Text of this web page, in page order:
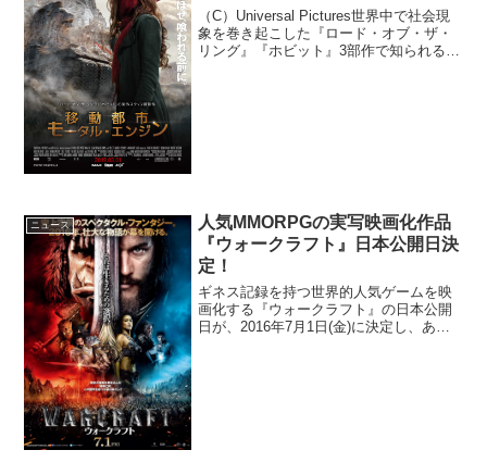
禁
（C）Universal Pictures世界中で社会現
象を巻き起こした『ロード・オブ・ザ・
リング』『ホビット』3部作で知られるピ
ニュース
人気MMORPGの実写映画化作品
『ウォークラフト』日本公開日決
定！
ギネス記録を持つ世界的人気ゲームを映
画化する『ウォークラフト』の日本公開
日が、2016年7月1日(金)に決定し、あわ